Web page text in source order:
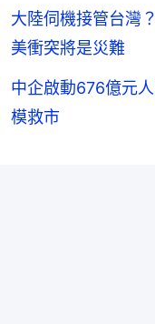
大陸伺機接管台灣
美衝突將是災難
中企啟動676億元
模救市